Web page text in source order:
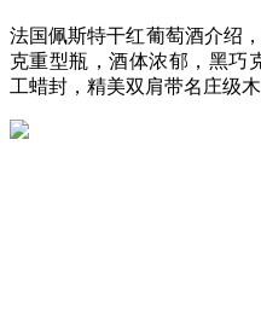
法国佩斯特干红葡萄酒介绍
克重型瓶，酒体浓郁，黑巧
工蜡封，精美双肩带名庄级木